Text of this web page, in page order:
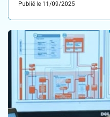
Publié le 11/09/2025